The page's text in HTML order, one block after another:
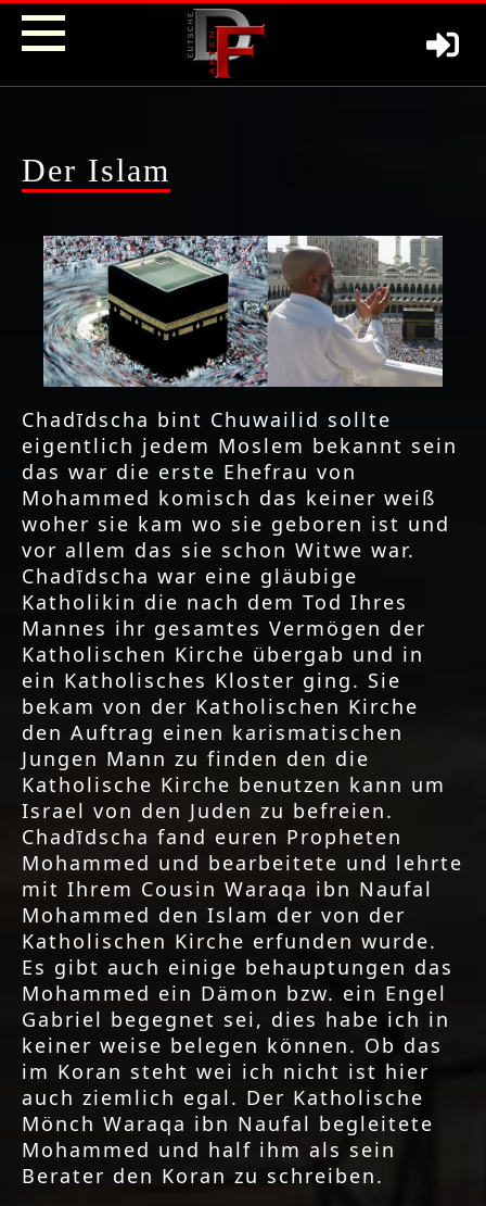
Der Islam
Chadīdscha bint Chuwailid sollte
eigentlich jedem Moslem bekannt sein
das war die erste Ehefrau von
Mohammed komisch das keiner weiß
woher sie kam wo sie geboren ist und
vor allem das sie schon Witwe war.
Chadīdscha war eine gläubige
Katholikin die nach dem Tod Ihres
Mannes ihr gesamtes Vermögen der
Katholischen Kirche übergab und in
ein Katholisches Kloster ging. Sie
bekam von der Katholischen Kirche
den Auftrag einen karismatischen
Jungen Mann zu finden den die
Katholische Kirche benutzen kann um
Israel von den Juden zu befreien.
Chadīdscha fand euren Propheten
Mohammed und bearbeitete und lehrte
mit Ihrem Cousin Waraqa ibn Naufal
Mohammed den Islam der von der
Katholischen Kirche erfunden wurde.
Es gibt auch einige behauptungen das
Mohammed ein Dämon bzw. ein Engel
Gabriel begegnet sei, dies habe ich in
keiner weise belegen können. Ob das
im Koran steht wei ich nicht ist hier
auch ziemlich egal. Der Katholische
Mönch Waraqa ibn Naufal begleitete
Mohammed und half ihm als sein
Berater den Koran zu schreiben.